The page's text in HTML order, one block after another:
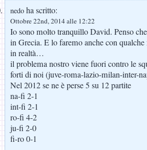
nedo ha scritto:
Ottobre 22nd, 2014 alle 12:22
Io sono molto tranquillo David. Penso
in Grecia. E lo faremo anche con
in realtà…
il problema nostro viene fuori contro le
forti di noi (juve-roma-lazio-milan-inter-
Nel 2012 se ne è perse 5 su 12 partite
na-fi 2-1
int-fi 2-1
ro-fi 4-2
ju-fi 2-0
fi-ro 0-1